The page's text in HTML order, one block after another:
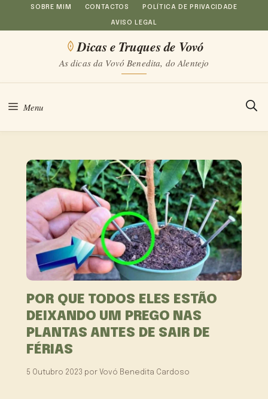
Saltar
para
conteúdo
SOBRE MIM CONTACTOS POLÍTICA DE PRIVACIDADE
AVISO LEGAL
Dicas e Truques de Vovó
As dicas da Vovó Benedita, do Alentejo
Menu
POR QUE TODOS ELES ESTÃO
DEIXANDO UM PREGO NAS
PLANTAS ANTES DE SAIR DE
FÉRIAS
5 Outubro 2023 por Vovó Benedita Cardoso